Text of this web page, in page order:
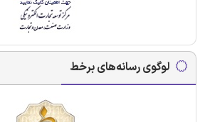
لوگوی رسانه‌های برخط